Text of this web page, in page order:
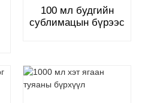
100 мл будгийн
сублимацын бүрээс